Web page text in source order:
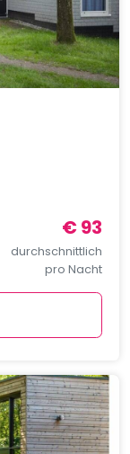
€ 93
durchschnittlich
pro Nacht